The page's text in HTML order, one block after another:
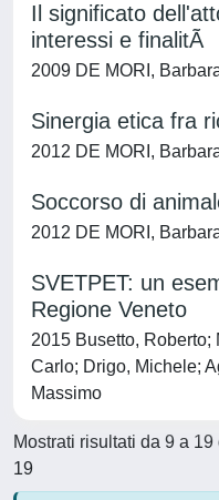
Il significato
interessi e finalitÃ
2009 DE MORI,
Sinergia etica fra
2012 DE MORI,
Soccorso di
2012 DE MORI,
SVETPET: un
Regione Veneto
2015 Busetto, Roberto;
Carlo; Drigo, Michele;
Massimo
Mostrati risultati da 9 a 19
19